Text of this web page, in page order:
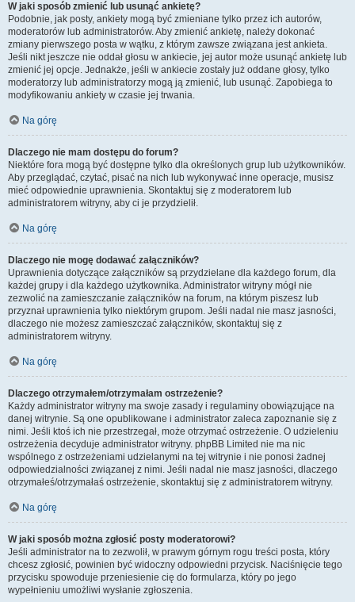
W jaki sposób zmienić lub usunąć ankietę?
Podobnie, jak posty, ankiety mogą być zmieniane tylko przez ich autorów,
moderatorów lub administratorów. Aby zmienić ankietę, należy dokonać
zmiany pierwszego posta w wątku, z którym zawsze związana jest ankieta.
Jeśli nikt jeszcze nie oddał głosu w ankiecie, jej autor może usunąć ankietę lub
zmienić jej opcje. Jednakże, jeśli w ankiecie zostały już oddane głosy, tylko
moderatorzy lub administratorzy mogą ją zmienić, lub usunąć. Zapobiega to
modyfikowaniu ankiety w czasie jej trwania.
Na górę
Dlaczego nie mam dostępu do forum?
Niektóre fora mogą być dostępne tylko dla określonych grup lub użytkowników.
Aby przeglądać, czytać, pisać na nich lub wykonywać inne operacje, musisz
mieć odpowiednie uprawnienia. Skontaktuj się z moderatorem lub
administratorem witryny, aby ci je przydzielił.
Na górę
Dlaczego nie mogę dodawać załączników?
Uprawnienia dotyczące załączników są przydzielane dla każdego forum, dla
każdej grupy i dla każdego użytkownika. Administrator witryny mógł nie
zezwolić na zamieszczanie załączników na forum, na którym piszesz lub
przyznał uprawnienia tylko niektórym grupom. Jeśli nadal nie masz jasności,
dlaczego nie możesz zamieszczać załączników, skontaktuj się z
administratorem witryny.
Na górę
Dlaczego otrzymałem/otrzymałam ostrzeżenie?
Każdy administrator witryny ma swoje zasady i regulaminy obowiązujące na
danej witrynie. Są one opublikowane i administrator zaleca zapoznanie się z
nimi. Jeśli ktoś ich nie przestrzegał, może otrzymać ostrzeżenie. O udzieleniu
ostrzeżenia decyduje administrator witryny. phpBB Limited nie ma nic
wspólnego z ostrzeżeniami udzielanymi na tej witrynie i nie ponosi żadnej
odpowiedzialności związanej z nimi. Jeśli nadal nie masz jasności, dlaczego
otrzymałeś/otrzymałaś ostrzeżenie, skontaktuj się z administratorem witryny.
Na górę
W jaki sposób można zgłosić posty moderatorowi?
Jeśli administrator na to zezwolił, w prawym górnym rogu treści posta, który
chcesz zgłosić, powinien być widoczny odpowiedni przycisk. Naciśnięcie tego
przycisku spowoduje przeniesienie cię do formularza, który po jego
wypełnieniu umożliwi wysłanie zgłoszenia.